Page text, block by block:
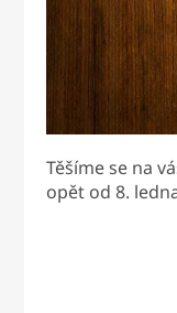
Těšíme se na
opět od 8.